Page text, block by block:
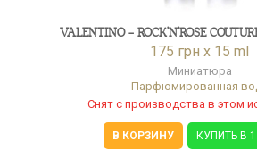
VALENTINO - ROCK'N'ROSE
175 грн x 15 ml
Миниатюра
Парфюмированная
Снят с производства в этом
В КОРЗИНУ КУПИТЬ В